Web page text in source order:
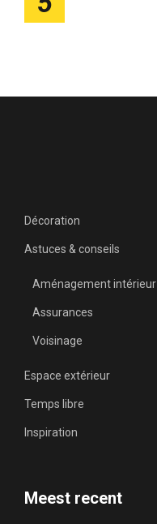
Décoration
Astuces & conseils
Aménagement intérieur
Assurances
Voisinage
Espace extérieur
Temps libre
Inspiration
Meest recent